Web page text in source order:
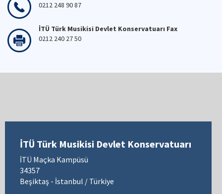
0212 248 90 87
İTÜ Türk Musikisi Devlet Konservatuarı Fax
0212 240 27 50
İTÜ Türk Musikisi Devlet Konservatuarı
İTÜ Maçka Kampüsü
34357
Beşiktaş - İstanbul / Türkiye